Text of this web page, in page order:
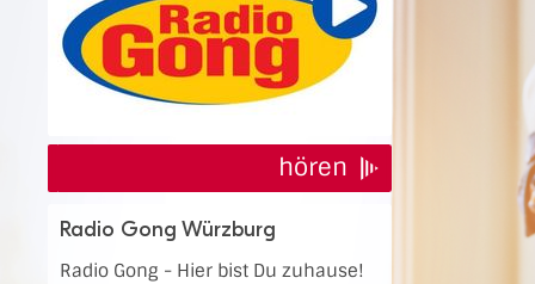
hören
Radio Gong Würzburg
Radio Gong - Hier bist Du zuhause!